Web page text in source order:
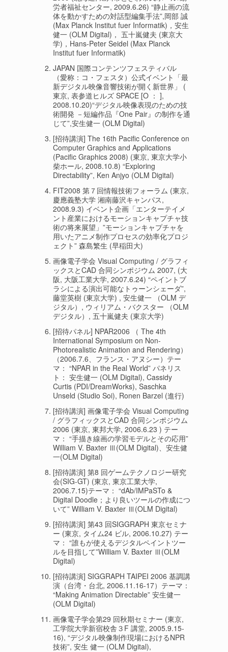
労者福祉センター, 2009.6.26) “静止画の流
体を動かすための対話型編集手法”,岡部 誠
(Max Planck Institut fuer Informatik)，安生
健一 (OLM Digital)， 五十嵐健夫 (東京大
学)，Hans-Peter Seidel (Max Planck
Institut fuer Informatik)
JAPAN 国際コンテンツフェスティバル
（愛称：コ・フェスタ）公式イベント「最
新デジタル映像音響技術が開く新世界」 (
東京, 表参道ヒルズ SPACE [O ： ],
2008.10.20)“デジタル映像表現のための技
術開発 －短編作品『One Pair』の制作を通
じて”,安生健一 (OLM Digital)
[招待講演] The 16th Pacific Conference on
Computer Graphics and Applications
(Pacific Graphics 2008) (東京, 東京大学小
柴ホール, 2008.10.8) “Exploring
Directability”, Ken Anjyo (OLM Digital)
FIT2008 第７回情報技術フォーラム (東京,
慶應義塾大学 湘南藤沢キャンパス,
2008.9.3) イベント企画「エンターテイメ
ント産業におけるモーションキャプチャ技
術の将来展望」”モーションキャプチャを
用いたアニメ制作プロセスの効率化プロジ
ェクト” 森島繁生 (早稲田大)
画像電子学会 Visual Computing / グラフィ
ックスとCAD 合同シンポジウム 2007, (大
阪, 大阪工業大学, 2007.6.24) “ペイントブ
ラシによる演出可能なトゥーンシェーダ”,
藤堂英樹 (東京大学) , 安生健一 （OLM デ
ジタル）, ウィリアム・バクスター （OLM
デジタル）, 五十嵐健夫 (東京大学)
[招待パネル] NPAR2006 （ The 4th
International Symposium on Non-
Photorealistic Animation and Rendering）
（2006.7.6、フランス・アヌシー）テー
マ： “NPAR in the Real World” パネリス
ト： 安生健一 (OLM Digital), Cassidy
Curtis (PDI/DreamWorks), Saschka
Unseld (Studio Soi), Ronen Barzel (進行)
[招待講演] 画像電子学会 Visual Computing
/ グラフィックスとCAD 合同シンポジウム
2006 (東京, 東邦大学, 2006.6.23 ) テー
マ： “手描き線画の学習モデルとその応用”
William V. Baxter Ⅲ(OLM Digital)、安生健
一(OLM Digital)
[招待講演] 第8 回ゲームテクノロジー研究
会(SIG-GT) (東京, 東京工業大学,
2006.7.15)テーマ： “dAb/IMPaSTo &
Digital Doodle；より良いツールの作成につ
いて” William V. Baxter Ⅲ(OLM Digital)
[招待講演] 第43 回SIGGRAPH 東京セミナ
ー (東京, タイム24 ビル, 2006.10.27) テー
マ： “誰もが使えるデジタルペイントツー
ルを目指して”William V. Baxter Ⅲ(OLM
Digital)
[招待講演] SIGGRAPH TAIPEI 2006 基調講
演（台湾・台北, 2006.11.16-17）テーマ：
“Making Animation Directable” 安生健一
(OLM Digital)
画像電子学会第29 回秋期セミナー (東京,
工学院大学新宿校舎３F 講堂, 2005.9.15-
16), “デジタル映像制作現場におけるNPR
技術”, 安生 健一 (OLM Digital),